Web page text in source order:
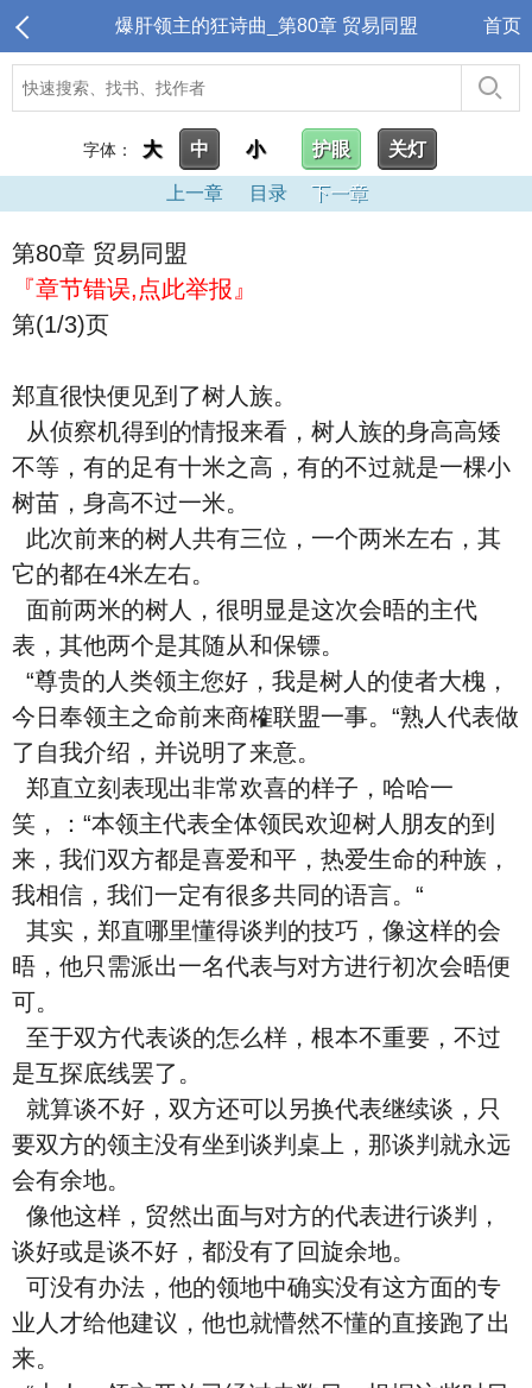
爆肝领主的狂诗曲_第80章 贸易同盟 首页
字体： 大 中 小 护眼 关灯
上一章 目录 下一章
第80章 贸易同盟
『章节错误,点此举报』
第(1/3)页
郑直很快便见到了树人族。
从侦察机得到的情报来看，树人族的身高高矮
不等，有的足有十米之高，有的不过就是一棵小
树苗，身高不过一米。
此次前来的树人共有三位，一个两米左右，其
它的都在4米左右。
面前两米的树人，很明显是这次会晤的主代
表，其他两个是其随从和保镖。
“尊贵的人类领主您好，我是树人的使者大槐，
今日奉领主之命前来商榷联盟一事。“熟人代表做
了自我介绍，并说明了来意。
郑直立刻表现出非常欢喜的样子，哈哈一
笑，：“本领主代表全体领民欢迎树人朋友的到
来，我们双方都是喜爱和平，热爱生命的种族，
我相信，我们一定有很多共同的语言。“
其实，郑直哪里懂得谈判的技巧，像这样的会
晤，他只需派出一名代表与对方进行初次会晤便
可。
至于双方代表谈的怎么样，根本不重要，不过
是互探底线罢了。
就算谈不好，双方还可以另换代表继续谈，只
要双方的领主没有坐到谈判桌上，那谈判就永远
会有余地。
像他这样，贸然出面与对方的代表进行谈判，
谈好或是谈不好，都没有了回旋余地。
可没有办法，他的领地中确实没有这方面的专
业人才给他建议，他也就懵然不懂的直接跑了出
来。